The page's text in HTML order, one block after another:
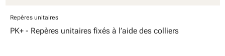
Repères unitaires
PK+ - Repères unitaires fixés à l’aide des colliers